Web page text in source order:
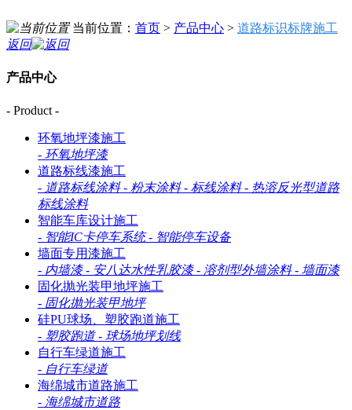
当前位置： 首页 > 产品中心 > 道路标识标牌施工
返回
产品中心
- Product -
环氧地坪漆施工
- 环氧地坪漆
道路标线漆施工
- 道路标线涂料 - 粉末涂料 - 标线涂料 - 热溶反光型道路
标线涂料
智能车库设计施工
- 智能IC卡停车系统 - 智能停车设备
墙面专用漆施工
- 内墙漆 - 安八达水性乳胶漆 - 溶剂型外墙涂料 - 墙面漆
固化抛光装甲地坪施工
- 固化抛光装甲地坪
硅PU球场、塑胶跑道施工
- 塑胶跑道 - 球场地坪划线
自行车绿道施工
- 自行车绿道
海绵城市道路施工
- 海绵城市道路